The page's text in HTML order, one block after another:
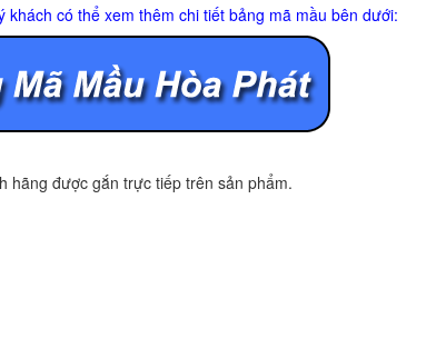
có thể xem thêm chi tiết bảng mã mầu bên dưới:
hãng được gắn trực tiếp trên sản phẩm.